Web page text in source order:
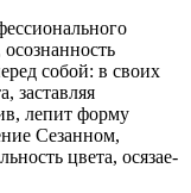
собой: в своих
заставляя
лепит форму
Сезанном,
цвета, осязае­